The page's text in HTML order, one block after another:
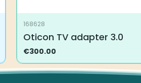
168628
Oticon TV adapter 3.0
€300.00